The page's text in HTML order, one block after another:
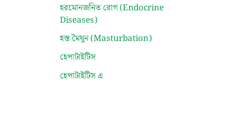
হরমোনজনিত রোগ (Endocrine
Diseases)
হস্ত মৈথুন (Masturbation)
হেপাটাইটিস
হেপাটাইটিস এ